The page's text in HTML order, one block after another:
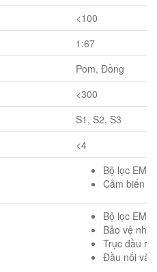
<100
1:67
Pom, Đồng
<300
S1, S2, S3
<4
Bộ lọc
Cảm biến
Bộ lọc EMC
Bảo vệ nhiệt
Trục đầu ra
Đầu nối và